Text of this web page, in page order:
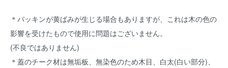
＊パッキンが黄ばみが生じる場合もありますが、これは木の色の
影響を受けたもので使用に問題はございません。
(不良ではありません)
＊蓋のチーク材は無垢板、無染色のため木目、白太(白い部分)、